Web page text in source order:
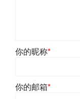
你的昵称*
你的邮箱*